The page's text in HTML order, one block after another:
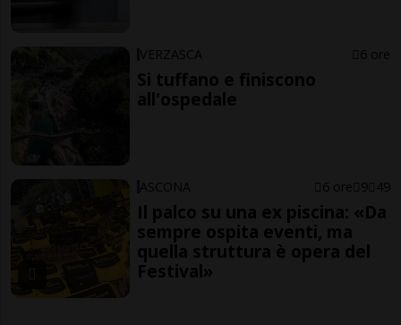
VERZASCA 6 ore
Si tuffano e finiscono
all'ospedale
ASCONA 6 ore 9 49
Il palco su una ex piscina: «Da
sempre ospita eventi, ma
quella struttura è opera del
Festival»